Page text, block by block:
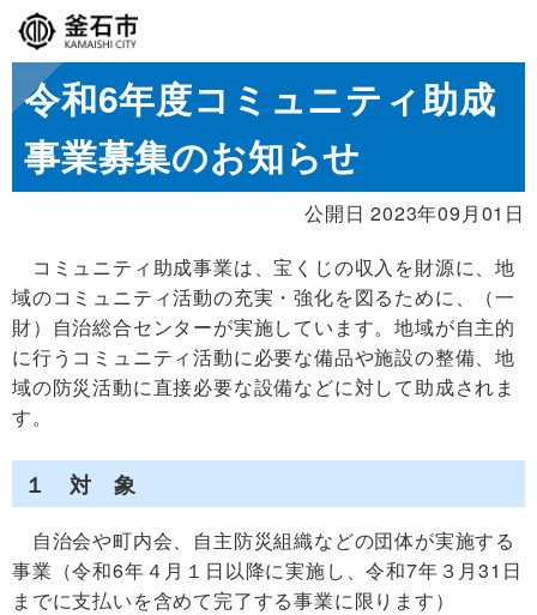
令和6年度コミュニティ助成
事業募集のお知らせ
公開日 2023年09月01日
コミュニティ助成事業は、宝くじの収入を財源に、地
域のコミュニティ活動の充実・強化を図るために、（一
財）自治総合センターが実施しています。地域が自主的
に行うコミュニティ活動に必要な備品や施設の整備、地
域の防災活動に直接必要な設備などに対して助成されま
す。
１ 対 象
自治会や町内会、自主防災組織などの団体が実施する
事業（令和6年４月１日以降に実施し、令和7年３月31日
までに支払いを含めて完了する事業に限ります）